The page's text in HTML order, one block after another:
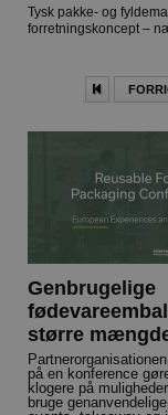
Tysk pakke- og
forretningskoncept –
Genbrugelige
større
på en konference
klogere på
bruge